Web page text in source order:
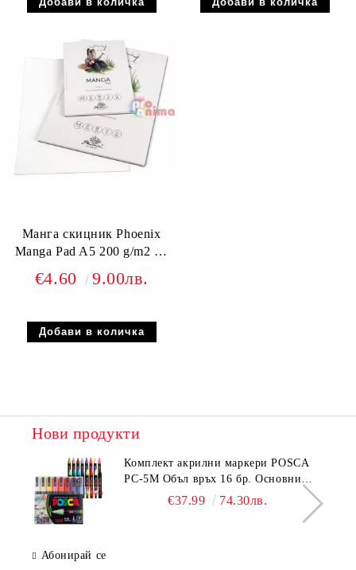
Манга скицник Phoenix
Manga Pad A5 200 g/m2 20
€4.60 9.00лв.
Нови продукти
Комплeкт акрилни маркери POSCA
PC-5M Объл връх 16 бр. Основни
€37.99 74.30лв.
Абонирай се